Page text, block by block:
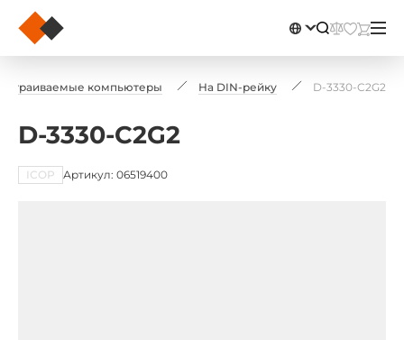
Встраиваемые компьютеры На DIN-рейку D-3330-C2G2
D-3330-C2G2
ICOP Артикул: 06519400